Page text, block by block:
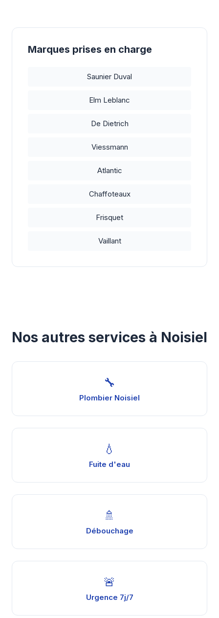
Marques prises en charge
Saunier Duval
Elm Leblanc
De Dietrich
Viessmann
Atlantic
Chaffoteaux
Frisquet
Vaillant
Nos autres services à Noisiel
🔧
Plombier Noisiel
💧
Fuite d'eau
🚿
Débouchage
🚨
Urgence 7j/7